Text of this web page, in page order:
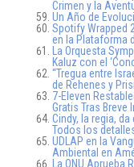
Crimen y la
Un Año de
Spotify Wrapped
en la Plataforma
La Orquesta
Kaluz con el
“Tregua entre
de Rehenes y
7-Eleven
Gratis Tras Breve
Cindy, la regia,
Todos los
UDLAP en la
Ambiental en
La ONU